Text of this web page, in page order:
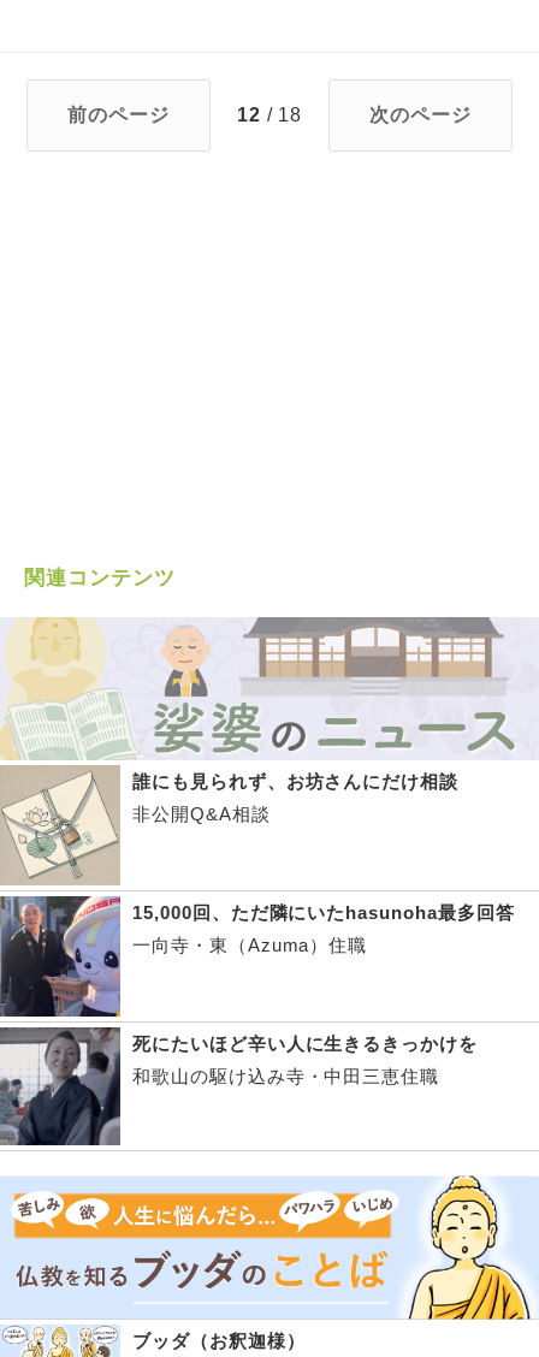
前のページ 12 / 18 次のページ
関連コンテンツ
誰にも見られず、お坊さんにだけ相談
非公開Q&A相談
15,000回、ただ隣にいたhasunoha最多回答
一向寺・東（Azuma）住職
死にたいほど辛い人に生きるきっかけを
和歌山の駆け込み寺・中田三恵住職
ブッダ（お釈迦様）